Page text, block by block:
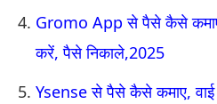
Gromo App से पैसे कैसे
करें, पैसे निकाले,2025
Ysense से पैसे कैसे कमाए,